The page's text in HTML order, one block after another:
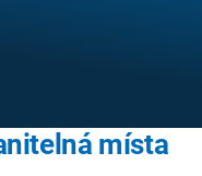
místa